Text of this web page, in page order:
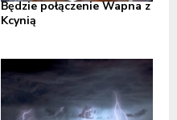
Będzie połączenie Wapna z
Kcynią